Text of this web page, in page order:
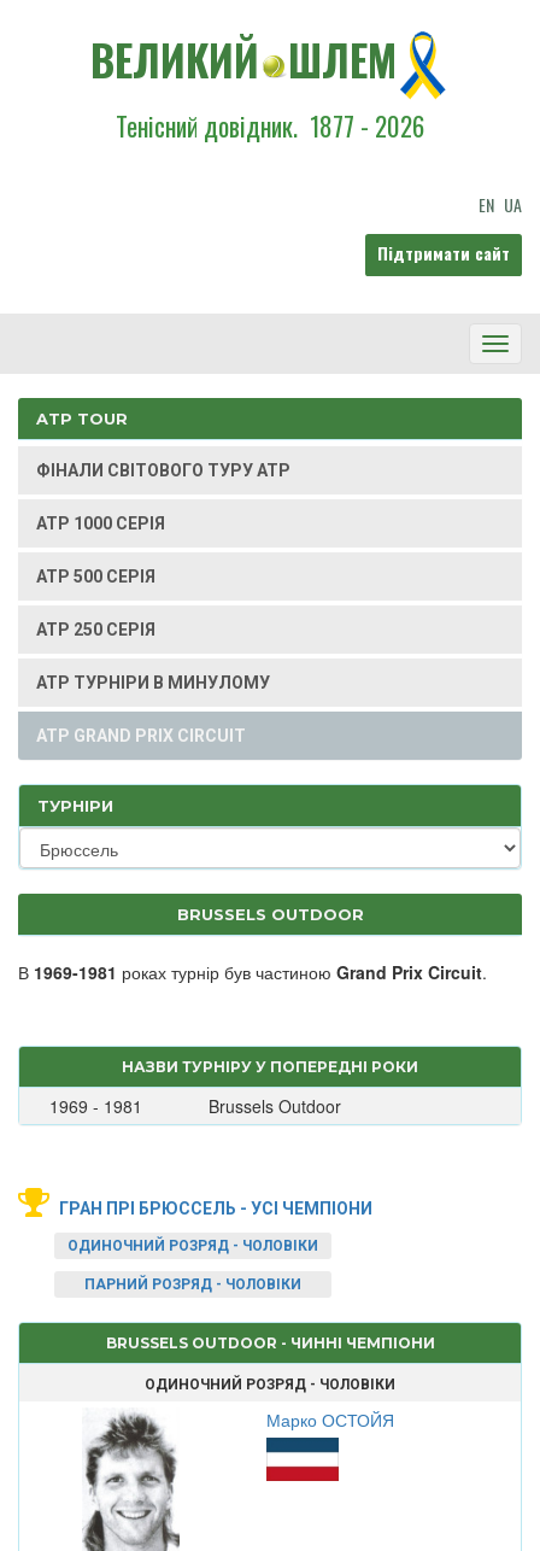
ВЕЛИКИЙ ШЛЕМ
Тенісний довідник. 1877 - 2026
EN UA
Підтримати сайт
ATP TOUR
ФІНАЛИ СВІТОВОГО ТУРУ ATP
ATP 1000 СЕРІЯ
ATP 500 СЕРІЯ
ATP 250 СЕРІЯ
ATP ТУРНІРИ В МИНУЛОМУ
ATP GRAND PRIX CIRCUIT
ТУРНІРИ
BRUSSELS OUTDOOR
В 1969-1981 роках турнір був частиною Grand Prix Circuit.
НАЗВИ ТУРНІРУ У ПОПЕРЕДНІ РОКИ
1969 - 1981 Brussels Outdoor
ГРАН ПРІ БРЮССЕЛЬ - УСІ ЧЕМПІОНИ
ОДИНОЧНИЙ РОЗРЯД - ЧОЛОВІКИ
ПАРНИЙ РОЗРЯД - ЧОЛОВІКИ
BRUSSELS OUTDOOR - ЧИННІ ЧЕМПІОНИ
ОДИНОЧНИЙ РОЗРЯД - ЧОЛОВІКИ
Марко ОСТОЙЯ